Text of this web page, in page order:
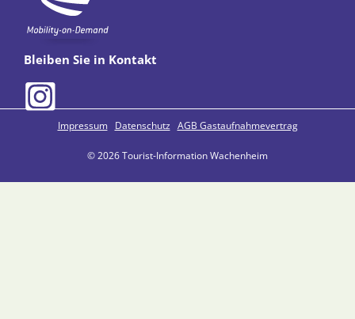
Bleiben Sie in Kontakt
Impressum Datenschutz AGB Gastaufnahmevertrag
© 2026 Tourist-Information Wachenheim